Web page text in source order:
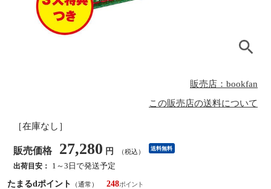
販売店：bookfan
この販売店の送料について
［在庫なし］
販売価格 27,280 円 （税込） 送料無料
出荷目安：
1～3日で発送予定
たまるdポイント
（通常）
248